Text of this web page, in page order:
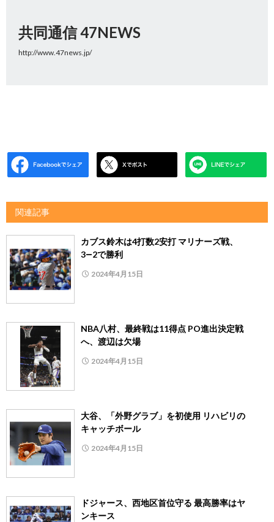
共同通信 47NEWS
http://www.47news.jp/
関連記事
カブス鈴木は4打数2安打 マリナーズ戦、
3―2で勝利
2024年4月15日
NBA八村、最終戦は11得点 PO進出決定戦
へ、渡辺は欠場
2024年4月15日
大谷、「外野グラブ」を初使用 リハビリの
キャッチボール
2024年4月15日
ドジャース、西地区首位守る 最高勝率はヤ
ンキース